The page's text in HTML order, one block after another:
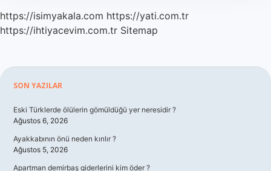
https://isimyakala.com https://yati.com.tr
https://ihtiyacevim.com.tr Sitemap
Sidebar
SON YAZILAR
Eski Türklerde ölülerin gömüldüğü yer neresidir ?
Ağustos 6, 2026
Ayakkabının önü neden kırılır ?
Ağustos 5, 2026
Apartman demirbaş giderlerini kim öder ?